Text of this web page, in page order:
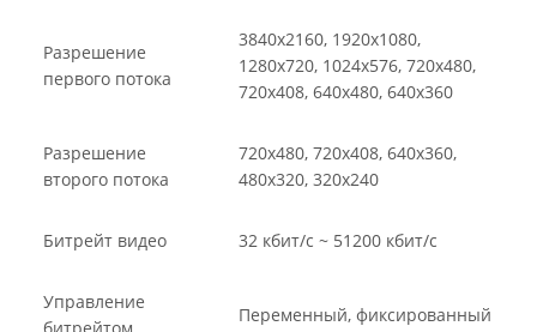
Разрешение
первого потока
3840x2160, 1920x1080,
1280x720, 1024x576, 720x480,
720x408, 640x480, 640x360
Разрешение
второго потока
720x480, 720x408, 640x360,
480x320, 320x240
Битрейт видео 32 кбит/с ~ 51200 кбит/с
Управление
Переменный, фиксированный